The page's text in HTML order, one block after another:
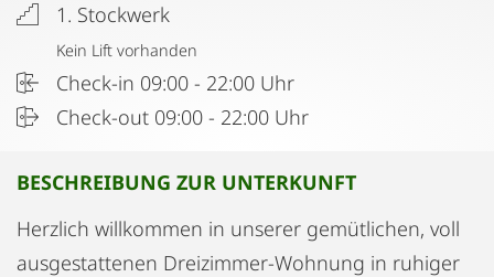
1. Stockwerk
Kein Lift vorhanden
Check-in 09:00 - 22:00 Uhr
Check-out 09:00 - 22:00 Uhr
BESCHREIBUNG ZUR UNTERKUNFT
Herzlich willkommen in unserer gemütlichen, voll
ausgestattenen Dreizimmer-Wohnung in ruhiger